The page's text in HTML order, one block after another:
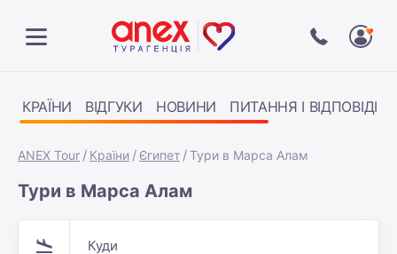
КРАЇНИ ВІДГУКИ НОВИНИ ПИТАННЯ І ВІДПОВІДІ
ANEX Tour Країни Єгипет Тури в Марса Алам
Тури в Марса Алам
Куди